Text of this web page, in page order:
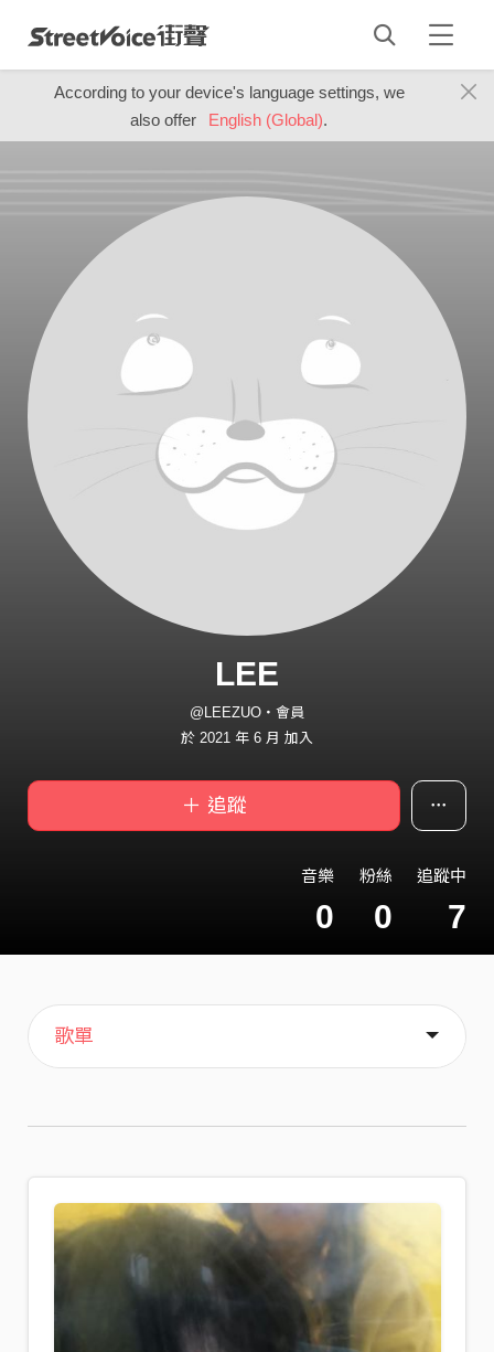
According to your device's language settings, we
also offer
English (Global).
LEE
@LEEZUO・會員
於 2021 年 6 月 加入
＋ 追蹤
音樂
0
粉絲
0
追蹤中
7
主頁
歌單
喜歡
關於